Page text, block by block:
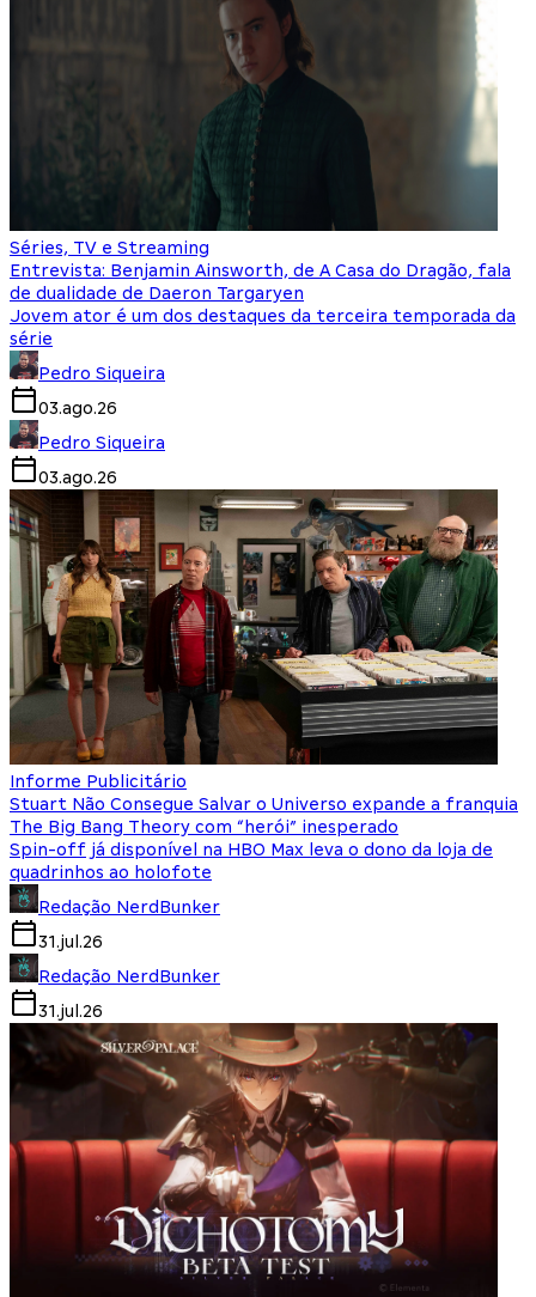
Séries, TV e Streaming
Entrevista: Benjamin Ainsworth, de A Casa do Dragão, fala
de dualidade de Daeron Targaryen
Jovem ator é um dos destaques da terceira temporada da
série
Pedro Siqueira
03.ago.26
Pedro Siqueira
03.ago.26
Informe Publicitário
Stuart Não Consegue Salvar o Universo expande a franquia
The Big Bang Theory com “herói” inesperado
Spin-off já disponível na HBO Max leva o dono da loja de
quadrinhos ao holofote
Redação NerdBunker
31.jul.26
Redação NerdBunker
31.jul.26